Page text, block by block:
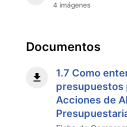
4 imágenes
Documentos
1.7 Como
presupuestos
Acciones de